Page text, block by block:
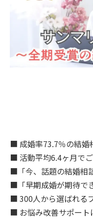
■ 成婚率73.7％の結婚
■ 活動平均6.4ヶ月で
■「今、話題の結婚相
■「早期成婚が期待で
■ 300人から選ばれる
■ お悩み改善サポート